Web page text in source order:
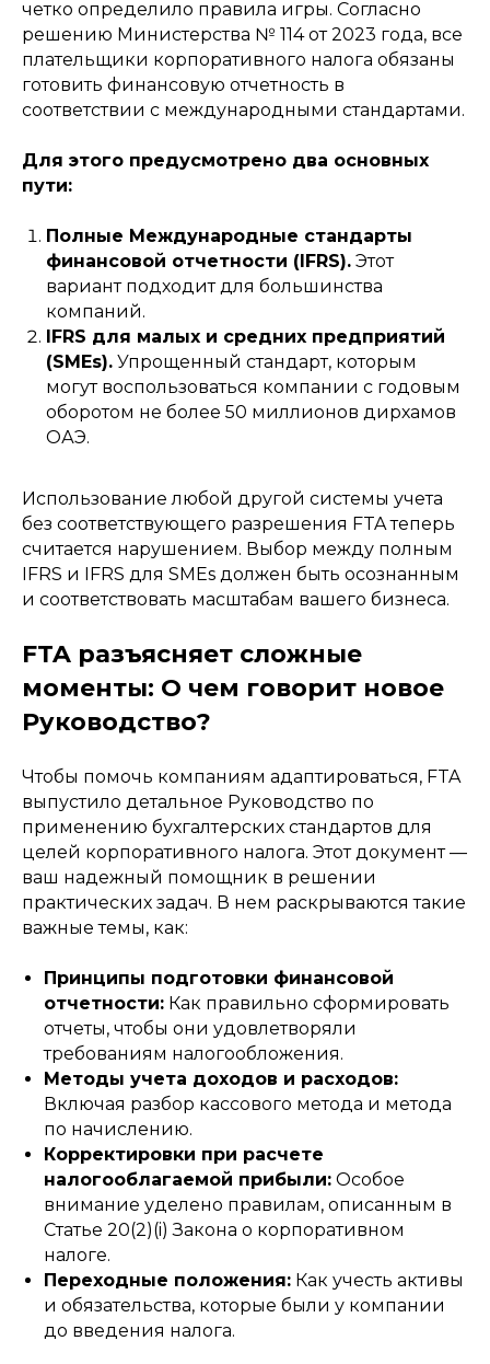
четко определило правила игры. Согласно
решению Министерства № 114 от 2023 года, все
плательщики корпоративного налога обязаны
готовить финансовую отчетность в
соответствии с международными стандартами.
Для этого предусмотрено два основных
пути:
Полные Международные стандарты
финансовой отчетности (IFRS). Этот
вариант подходит для большинства
компаний.
IFRS для малых и средних предприятий
(SMEs). Упрощенный стандарт, которым
могут воспользоваться компании с годовым
оборотом не более 50 миллионов дирхамов
ОАЭ.
Использование любой другой системы учета
без соответствующего разрешения FTA теперь
считается нарушением. Выбор между полным
IFRS и IFRS для SMEs должен быть осознанным
и соответствовать масштабам вашего бизнеса.
FTA разъясняет сложные
моменты: О чем говорит новое
Руководство?
Чтобы помочь компаниям адаптироваться, FTA
выпустило детальное Руководство по
применению бухгалтерских стандартов для
целей корпоративного налога. Этот документ —
ваш надежный помощник в решении
практических задач. В нем раскрываются такие
важные темы, как:
Принципы подготовки финансовой
отчетности: Как правильно сформировать
отчеты, чтобы они удовлетворяли
требованиям налогообложения.
Методы учета доходов и расходов:
Включая разбор кассового метода и метода
по начислению.
Корректировки при расчете
налогооблагаемой прибыли: Особое
внимание уделено правилам, описанным в
Статье 20(2)(i) Закона о корпоративном
налоге.
Переходные положения: Как учесть активы
и обязательства, которые были у компании
до введения налога.